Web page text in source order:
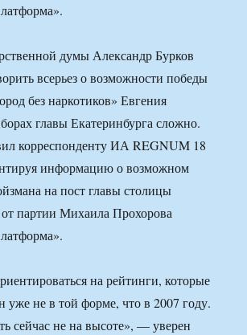
думы Александр Бурков
всерьез о возможности победы
без наркотиков» Евгения
главы Екатеринбурга сложно.
корреспонденту ИА REGNUM 18
информацию о возможном
на пост главы столицы
от партии Михаила Прохорова
на рейтинги, которые
уже не в той форме, что в 2007 году.
сейчас не на высоте», — уверен